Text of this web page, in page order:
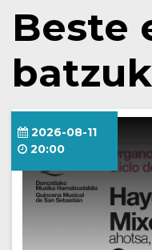
Beste
2026-08-11
20:00